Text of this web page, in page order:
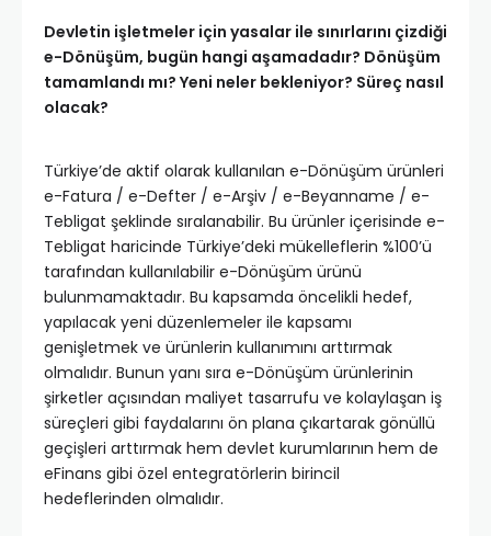
Devletin işletmeler için yasalar ile sınırlarını çizdiği
e-Dönüşüm, bugün hangi aşamadadır? Dönüşüm
tamamlandı mı? Yeni neler bekleniyor? Süreç nasıl
olacak?
Türkiye’de aktif olarak kullanılan e-Dönüşüm ürünleri
e-Fatura / e-Defter / e-Arşiv / e-Beyanname / e-
Tebligat şeklinde sıralanabilir. Bu ürünler içerisinde e-
Tebligat haricinde Türkiye’deki mükelleflerin %100’ü
tarafından kullanılabilir e-Dönüşüm ürünü
bulunmamaktadır. Bu kapsamda öncelikli hedef,
yapılacak yeni düzenlemeler ile kapsamı
genişletmek ve ürünlerin kullanımını arttırmak
olmalıdır. Bunun yanı sıra e-Dönüşüm ürünlerinin
şirketler açısından maliyet tasarrufu ve kolaylaşan iş
süreçleri gibi faydalarını ön plana çıkartarak gönüllü
geçişleri arttırmak hem devlet kurumlarının hem de
eFinans gibi özel entegratörlerin birincil
hedeflerinden olmalıdır.